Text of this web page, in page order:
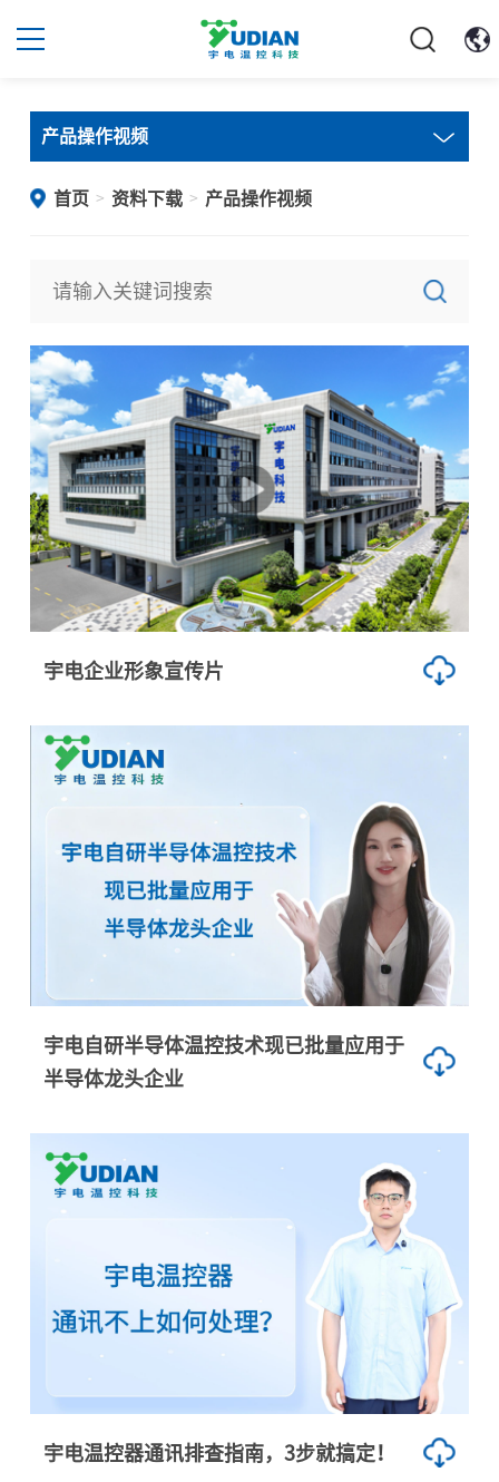
产品操作视频
首页 > 资料下载 > 产品操作视频
宇电企业形象宣传片
宇电自研半导体温控技术现已批量应用于
半导体龙头企业
宇电温控器通讯排查指南，3步就搞定！